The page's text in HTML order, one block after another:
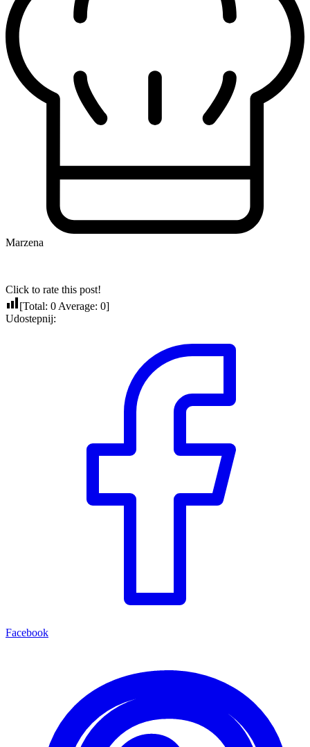
Marzena
Click to rate this post!
[Total: 0 Average: 0]
Udostepnij:
Facebook